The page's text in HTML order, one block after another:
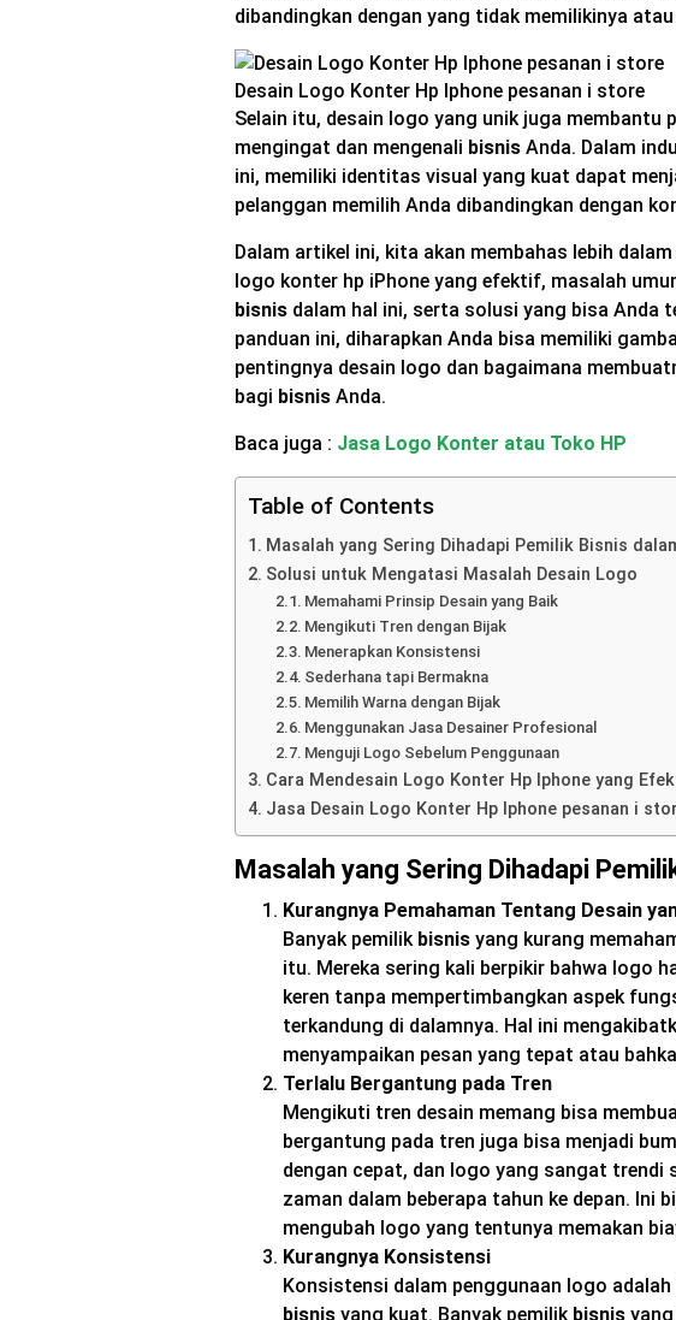
dibandingkan dengan yang tidak memilikinya
Desain Logo Konter Hp Iphone pesanan i store
Selain itu, desain logo yang unik juga membantu
mengingat dan mengenali bisnis Anda. Dalam
ini, memiliki identitas visual yang kuat dapat
pelanggan memilih Anda dibandingkan dengan
Dalam artikel ini, kita akan membahas lebih
logo konter hp iPhone yang efektif, masalah
bisnis dalam hal ini, serta solusi yang bisa Anda
panduan ini, diharapkan Anda bisa memiliki
pentingnya desain logo dan bagaimana
bagi bisnis Anda.
Baca juga : Jasa Logo Konter atau Toko HP
Table of Contents
Masalah yang Sering Dihadapi Pemilik Bisnis
Solusi untuk Mengatasi Masalah Desain Logo
Memahami Prinsip Desain yang Baik
Mengikuti Tren dengan Bijak
Menerapkan Konsistensi
Sederhana tapi Bermakna
Memilih Warna dengan Bijak
Menggunakan Jasa Desainer Profesional
Menguji Logo Sebelum Penggunaan
Cara Mendesain Logo Konter Hp Iphone yang
Jasa Desain Logo Konter Hp Iphone pesanan i
Masalah yang Sering Dihadapi
Kurangnya Pemahaman Tentang Desain
Banyak pemilik bisnis yang kurang
itu. Mereka sering kali berpikir bahwa logo
keren tanpa mempertimbangkan aspek
terkandung di dalamnya. Hal ini
menyampaikan pesan yang tepat atau
Terlalu Bergantung pada Tren
Mengikuti tren desain memang bisa
bergantung pada tren juga bisa menjadi
dengan cepat, dan logo yang sangat
zaman dalam beberapa tahun ke depan. Ini
mengubah logo yang tentunya memakan
Kurangnya Konsistensi
Konsistensi dalam penggunaan logo
bisnis yang kuat. Banyak pemilik bisnis